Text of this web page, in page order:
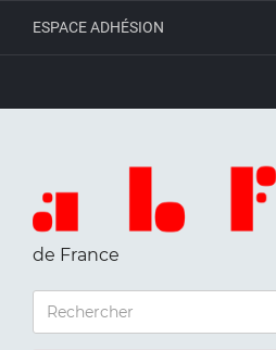
ESPACE ADHÉSION
de France
RECHERCHER